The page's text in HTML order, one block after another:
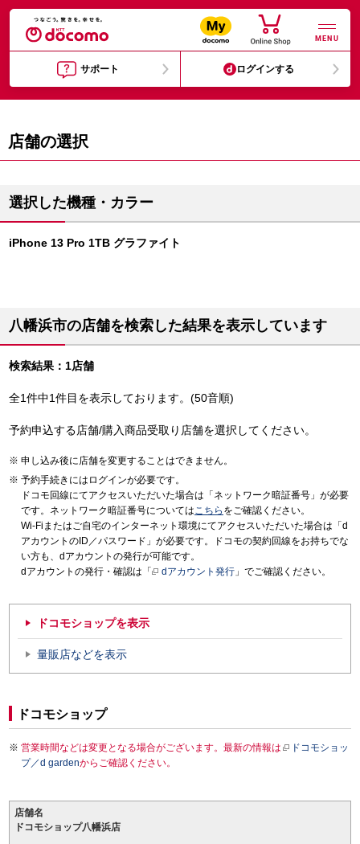
MENU
サポート ログインする
店舗の選択
選択した機種・カラー
iPhone 13 Pro 1TB グラファイト
八幡浜市の店舗を検索した結果を表示しています
検索結果：1店舗
全1件中1件目を表示しております。(50音順)
予約申込する店舗/購入商品受取り店舗を選択してください。
申し込み後に店舗を変更することはできません。
予約手続きにはログインが必要です。
ドコモ回線にてアクセスいただいた場合は「ネットワーク暗証番号」が必要
です。ネットワーク暗証番号についてはこちら をご確認ください。
Wi-Fiまたはご自宅のインターネット環境にてアクセスいただいた場合は「d
アカウントのID／パスワード」が必要です。ドコモの契約回線をお持ちでな
い方も、dアカウントの発行が可能です。
dアカウントの発行・確認は「
dアカウント発行 」でご確認ください。
ドコモショップを表示
量販店などを表示
ドコモショップ
営業時間などは変更となる場合がございます。最新の情報は
ドコモショッ
プ／d gardenからご確認ください。
店舗名
ドコモショップ八幡浜店